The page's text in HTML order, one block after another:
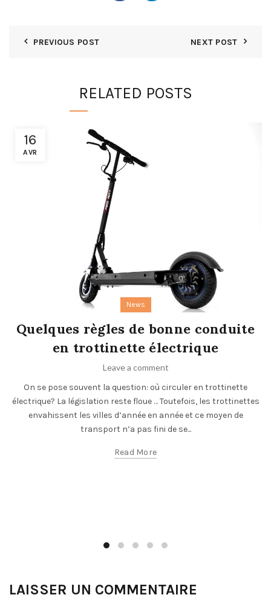
PREVIOUS POST NEXT POST
RELATED POSTS
16
AVR
News
Quelques règles de bonne conduite
en trottinette électrique
Leave a comment
On se pose souvent la question: où circuler en trottinette
électrique? La législation reste floue … Toutefois, les trottinettes
envahissent les villes d’année en année et ce moyen de
transport n’a pas fini de se...
Read More
LAISSER UN COMMENTAIRE